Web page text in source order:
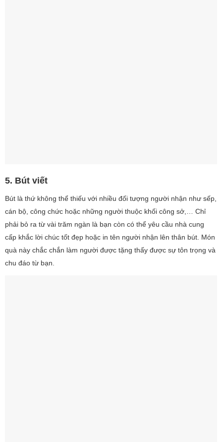
5. Bút viết
Bút là thứ không thể thiếu với nhiều đối tượng người nhận như sếp,
cán bộ, công chức hoặc những người thuộc khối công sở,… Chỉ
phải bỏ ra từ vài trăm ngàn là bạn còn có thể yêu cầu nhà cung
cấp khắc lời chúc tốt đẹp hoặc in tên người nhận lên thân bút. Món
quà này chắc chắn làm người được tặng thấy được sự tôn trọng và
chu đáo từ bạn.